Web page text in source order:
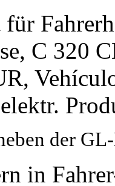
für
C 320
der
in